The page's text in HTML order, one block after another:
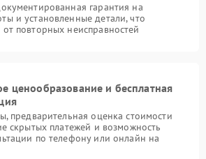
гарантия на
и установленные детали, что
повторных неисправностей
ценообразование и бесплатная
предварительная оценка стоимости
скрытых платежей и возможность
по телефону или онлайн на